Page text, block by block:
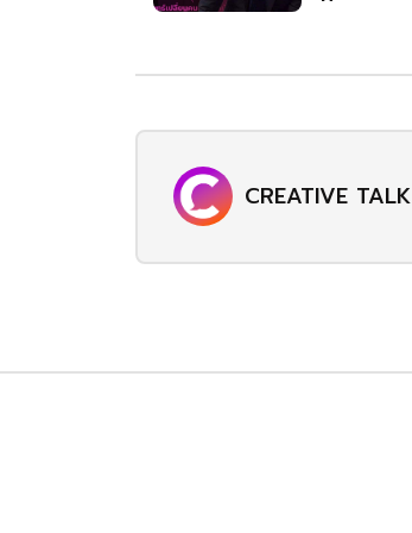
CREATIVE TALK